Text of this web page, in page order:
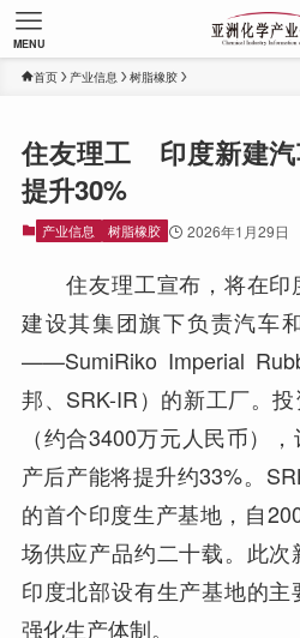
MENU
首页 产业信息 树脂橡胶
住友理工 印度新建
提升30%
产业信息 树脂橡胶 2026年1月29日
住友理工宣布，将在印
建设其集团旗下负责汽车
——SumiRiko Imperial
邦、SRK-IR）的新工厂。
（约合3400万元人民币）
产后产能将提升约33%。
的首个印度生产基地，自
场供应产品约二十载。此
印度北部设有生产基地的
强化生产体制。